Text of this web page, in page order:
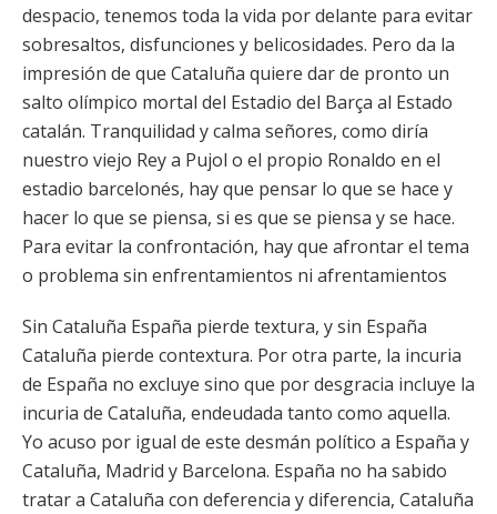
despacio, tenemos toda la vida por delante para evitar
sobresaltos, disfunciones y belicosidades. Pero da la
impresión de que Cataluña quiere dar de pronto un
salto olímpico mortal del Estadio del Barça al Estado
catalán. Tranquilidad y calma señores, como diría
nuestro viejo Rey a Pujol o el propio Ronaldo en el
estadio barcelonés, hay que pensar lo que se hace y
hacer lo que se piensa, si es que se piensa y se hace.
Para evitar la confrontación, hay que afrontar el tema
o problema sin enfrentamientos ni afrentamientos
Sin Cataluña España pierde textura, y sin España
Cataluña pierde contextura. Por otra parte, la incuria
de España no excluye sino que por desgracia incluye la
incuria de Cataluña, endeudada tanto como aquella.
Yo acuso por igual de este desmán político a España y
Cataluña, Madrid y Barcelona. España no ha sabido
tratar a Cataluña con deferencia y diferencia, Cataluña